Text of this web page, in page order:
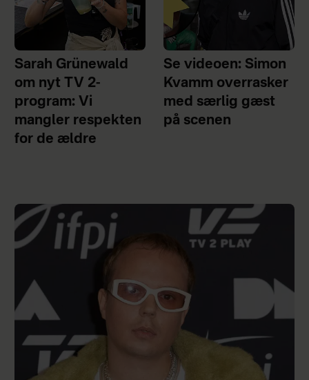
Sarah Grünewald
om nyt TV 2-
program: Vi
mangler respekten
for de ældre
Se videoen: Simon
Kvamm overrasker
med særlig gæst
på scenen